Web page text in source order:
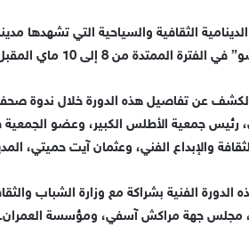
ب
ر
د
إ
الثقافية والسياحية التي تشهدها
من 8 إلى 10 ماي المقبل، تحت شعار “خير خلف لخير سلف”.
عن تفاصيل هذه الدورة خلال ندوة
رئيس جمعية الأطلس الكبير، وعضو
والإبداع الفني، وعثمان آيت حميتي،
الدورة الفنية بشراكة مع وزارة الشباب
مجلس جهة مراكش آسفي، ومؤسسة العمران.